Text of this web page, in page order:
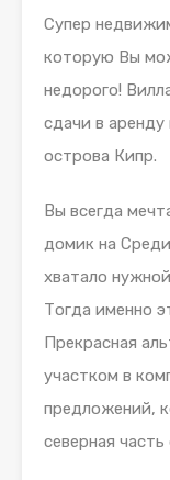
Супер
которую Вы
недорого!
сдачи в аренду
острова Кипр.
Вы всегда
домик на
хватало
Тогда именно
Прекрасная
участком в
предложений,
северная